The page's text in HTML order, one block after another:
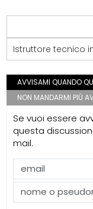
Istruttore tecnico
AVVISAMI QUANDO
NON MANDARMI PIÙ
Se vuoi essere
questa
mail.